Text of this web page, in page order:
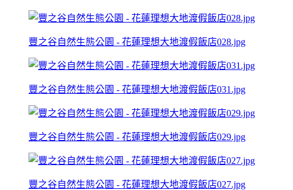
豐之谷自然生態公園 - 花蓮理想大地渡假飯店028.jpg
豐之谷自然生態公園 - 花蓮理想大地渡假飯店031.jpg
豐之谷自然生態公園 - 花蓮理想大地渡假飯店029.jpg
豐之谷自然生態公園 - 花蓮理想大地渡假飯店027.jpg